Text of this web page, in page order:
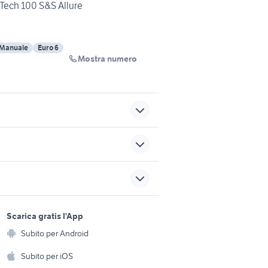
100 S&S Allure
Euro 6
Mostra numero
e
Scarica gratis l'App
Subito per Android
Subito per iOS